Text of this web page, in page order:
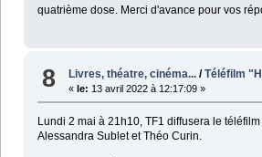
quatrième dose. Merci d'avance pour vos
8 Livres, théatre, cinéma... /Téléfilm
«le: 13 avril 2022 à 12:17:09 »
Lundi 2 mai à 21h10, TF1 diffusera le
Alessandra Sublet et Théo Curin.